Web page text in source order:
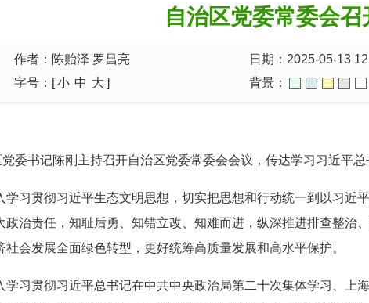
自治区党委常委会
作者：陈贻泽 罗昌亮 日期：2025-05-13
字号：[小 中 大 ] 背景：
委书记陈刚主持召开自治区党委常委会会议，传达学习习近平
学习贯彻习近平生态文明思想，切实把思想和行动统一到以习
政治责任，知耻后勇、知错立改、知难而进，纵深推进排查整
社会发展全面绿色转型，更好统筹高质量发展和高水平保护。
学习贯彻习近平总书记在中共中央政治局第二十次集体学习、上